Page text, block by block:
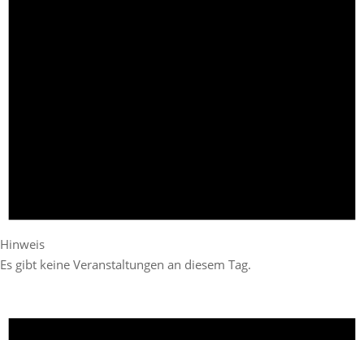
Hinweis
Es gibt keine Veranstaltungen an diesem Tag.